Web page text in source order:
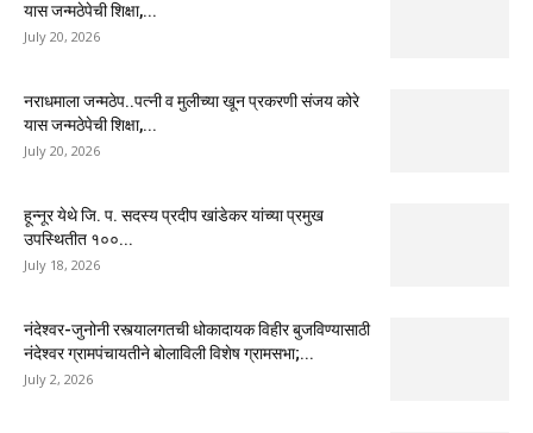
यास जन्मठेपेची शिक्षा,...
July 20, 2026
नराधमाला जन्मठेप..पत्नी व मुलीच्या खून प्रकरणी संजय कोरे
यास जन्मठेपेची शिक्षा,...
July 20, 2026
हून्नूर येथे जि. प. सदस्य प्रदीप खांडेकर यांच्या प्रमुख
उपस्थितीत १००...
July 18, 2026
नंदेश्वर-जुनोनी रस्त्यालगतची धोकादायक विहीर बुजविण्यासाठी
नंदेश्वर ग्रामपंचायतीने बोलाविली विशेष ग्रामसभा;...
July 2, 2026